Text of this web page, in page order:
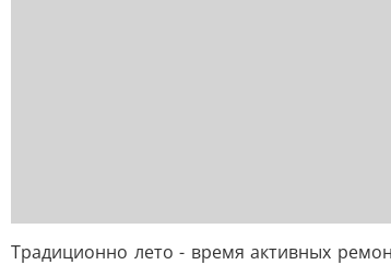
Традиционно лето - время активных